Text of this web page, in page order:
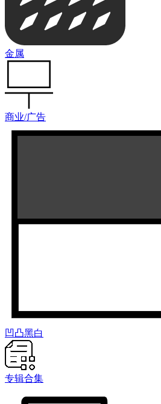
金属
商业/广告
凹凸黑白
专辑合集